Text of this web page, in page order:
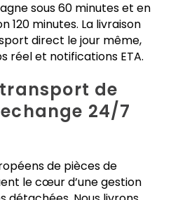
sous 60 minutes et en
120 minutes. La livraison
direct le jour même,
réel et notifications ETA.
de
24/7
de pièces de
le cœur d’une gestion